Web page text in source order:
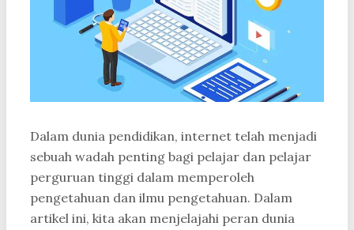
Dalam dunia pendidikan, internet telah menjadi
sebuah wadah penting bagi pelajar dan pelajar
perguruan tinggi dalam memperoleh
pengetahuan dan ilmu pengetahuan. Dalam
artikel ini, kita akan menjelajahi peran dunia